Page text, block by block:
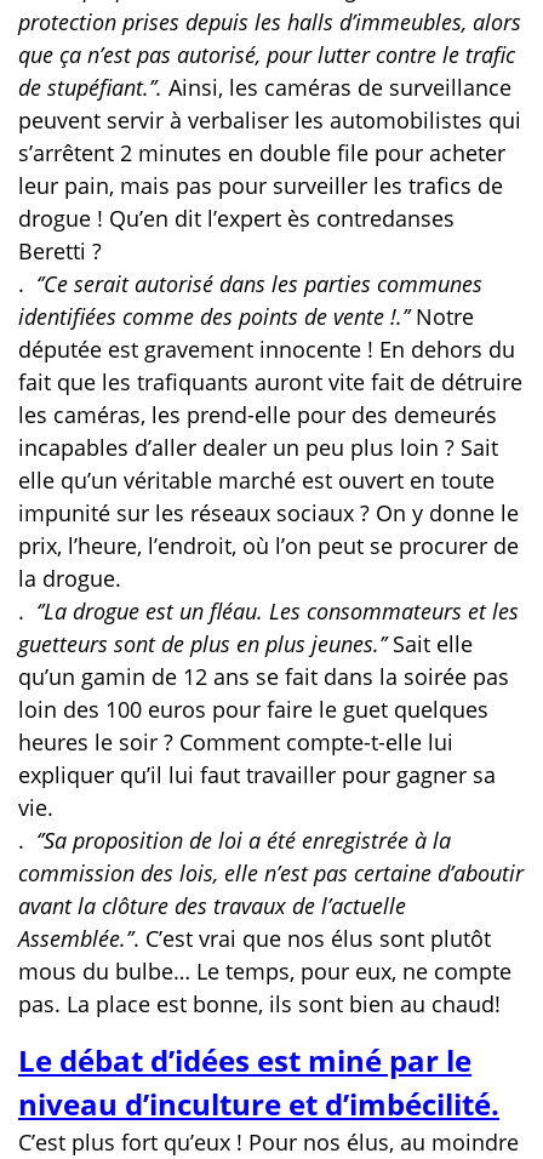
protection prises depuis les halls d’immeubles, alors
que ça n’est pas autorisé, pour lutter contre le trafic
de stupéfiant.’’. Ainsi, les caméras de surveillance
peuvent servir à verbaliser les automobilistes qui
s’arrêtent 2 minutes en double file pour acheter
leur pain, mais pas pour surveiller les trafics de
drogue ! Qu’en dit l’expert ès contredanses
Beretti ?
. ‘’Ce serait autorisé dans les parties communes
identifiées comme des points de vente !.’’Notre
députée est gravement innocente ! En dehors du
fait que les trafiquants auront vite fait de détruire
les caméras, les prend-elle pour des demeurés
incapables d’aller dealer un peu plus loin ? Sait
elle qu’un véritable marché est ouvert en toute
impunité sur les réseaux sociaux ? On y donne le
prix, l’heure, l’endroit, où l’on peut se procurer de
la drogue.
. ‘’La drogue est un fléau. Les consommateurs et les
guetteurs sont de plus en plus jeunes.’’Sait elle
qu’un gamin de 12 ans se fait dans la soirée pas
loin des 100 euros pour faire le guet quelques
heures le soir ? Comment compte-t-elle lui
expliquer qu’il lui faut travailler pour gagner sa
vie.
. ‘’Sa proposition de loi a été enregistrée à la
commission des lois, elle n’est pas certaine d’aboutir
avant la clôture des travaux de l’actuelle
Assemblée.’’. C’est vrai que nos élus sont plutôt
mous du bulbe… Le temps, pour eux, ne compte
pas. La place est bonne, ils sont bien au chaud!
Le débat d’idées est miné par le
niveau d’inculture et d’imbécilité.
C’est plus fort qu’eux ! Pour nos élus, au moindre